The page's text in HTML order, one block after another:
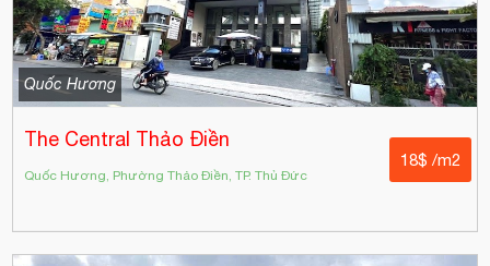
Quốc Hương
The Central Thảo Điền
Quốc Hương, Phường Thảo Điền, TP. Thủ Đức
18$ /m2